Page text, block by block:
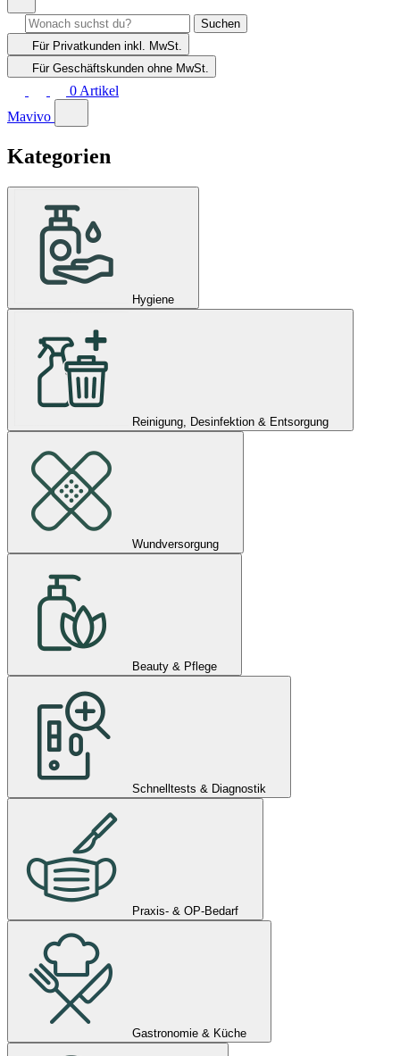
Suchen
Für Privatkunden inkl. MwSt.
Für Geschäftskunden ohne MwSt.
0 Artikel
Mavivo
Kategorien
Hygiene
Reinigung, Desinfektion & Entsorgung
Wundversorgung
Beauty & Pflege
Schnelltests & Diagnostik
Praxis- & OP-Bedarf
Gastronomie & Küche